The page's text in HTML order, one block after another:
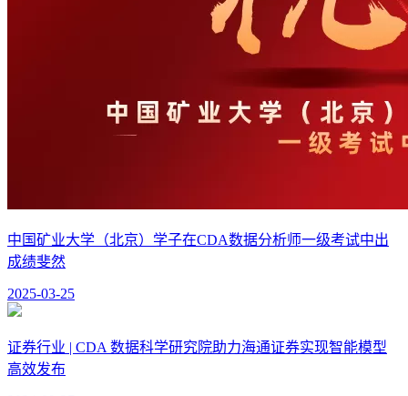
中国矿业大学（北京）学子在CDA数据分析师一级考试中出
成绩斐然
2025-03-25
证券行业 | CDA 数据科学研究院助力海通证券实现智能模型
高效发布